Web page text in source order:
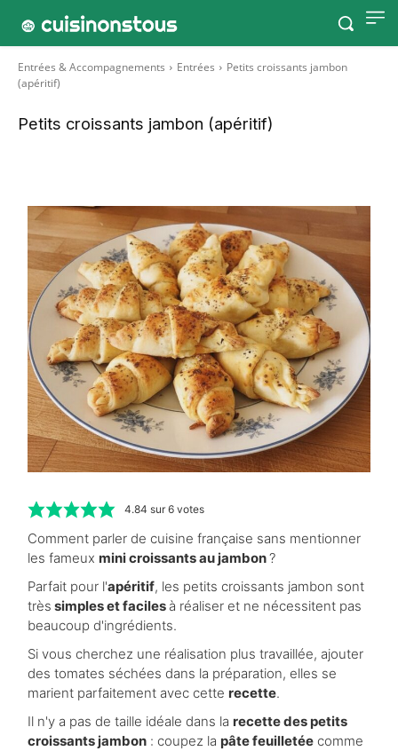
Entrées & Accompagnements Entrées
Petits croissants jambon
(apéritif)
Petits croissants jambon (apéritif)
4.84 sur6votes
Comment parler de cuisine française sans mentionner
les fameux mini croissants au jambon?
Parfait pour l'apéritif, les petits croissants jambon sont
très simples et faciles à réaliser et ne nécessitent pas
beaucoup d'ingrédients.
Si vous cherchez une réalisation plus travaillée, ajouter
des tomates séchées dans la préparation, elles se
marient parfaitement avec cette recette.
Il n'y a pas de taille idéale dans la recette des petits
croissants jambon : coupez la pâte feuilletée comme